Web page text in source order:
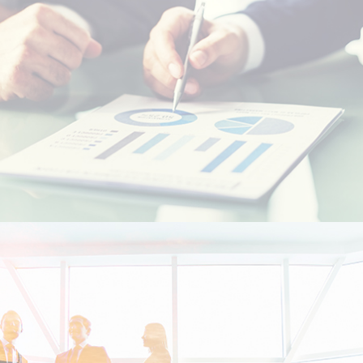
Etudiants Marocains à l'étranger
Marocains Résidents à l’Etranger